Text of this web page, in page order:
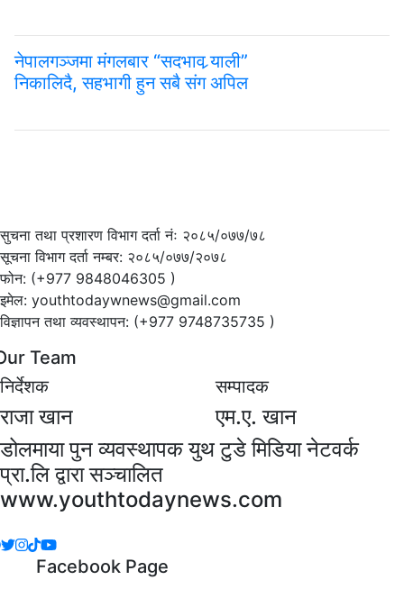
नेपालगञ्जमा मंगलबार “सदभाव र्‍याली”
निकालिदै, सहभागी हुन सबै संग अपिल
सुचना तथा प्रशारण विभाग दर्ता नंः २०८५/०७७/७८
सूचना विभाग दर्ता नम्बर: २०८५/०७७/२०७८
फोन: (+977 9848046305 )
इमेल: youthtodaywnews@gmail.com
विज्ञापन तथा व्यवस्थापन: (+977 9748735735 )
Team
निर्देशक
राजा खान
सम्पादक
एम.ए. खान
डोलमाया पुन व्यवस्थापक युथ टुडे मिडिया नेटवर्क
प्रा.लि द्वारा सञ्चालित
www.youthtodaynews.com
Facebook Page